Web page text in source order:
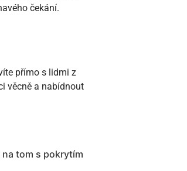
čekání.
přímo s lidmi z
věcně a nabídnout
na tom s pokrytím